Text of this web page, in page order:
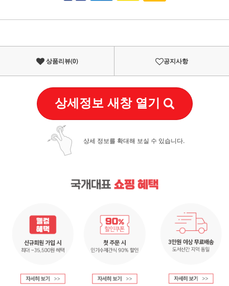
상품리뷰(0) 공지사항
상세정보 새창 열기
상세 정보를 확대해 보실 수 있습니다.